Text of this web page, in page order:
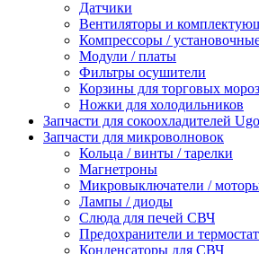
Датчики
Вентиляторы и
Компрессоры /
Модули / платы
Фильтры осушители
Корзины для торговых
Ножки для холодильников
Запчасти для сокоохладителей
Запчасти для микроволновок
Кольца / винты / тарелки
Магнетроны
Микровыключатели /
Лампы / диоды
Слюда для печей СВЧ
Предохранители и
Конденсаторы для СВЧ